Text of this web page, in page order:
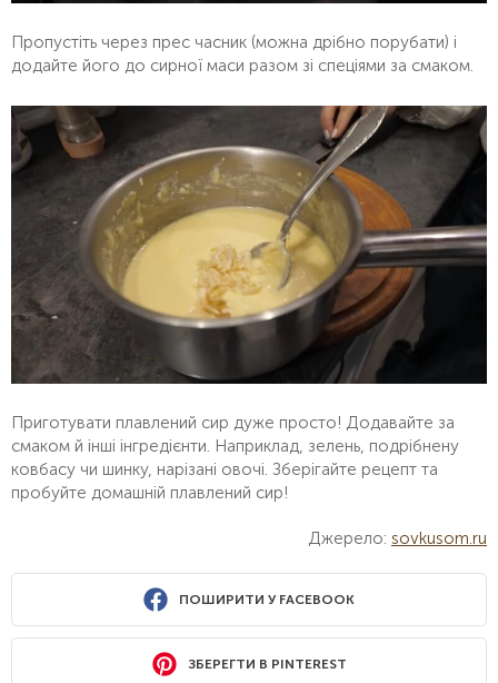
Пропустіть через прес часник (можна дрібно порубати) і
додайте його до сирної маси разом зі спеціями за смаком.
Приготувати плавлений сир дуже просто! Додавайте за
смаком й інші інгредієнти. Наприклад, зелень, подрібнену
ковбасу чи шинку, нарізані овочі. Зберігайте рецепт та
пробуйте домашній плавлений сир!
Джерело: sovkusom.ru
ПОШИРИТИ У FACEBOOK
ЗБЕРЕГТИ В PINTEREST